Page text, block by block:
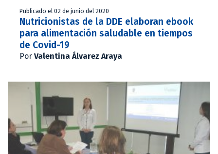
Publicado el 02 de junio del 2020
Nutricionistas de la DDE elaboran ebook
para alimentación saludable en tiempos
de Covid-19
Por Valentina Álvarez Araya